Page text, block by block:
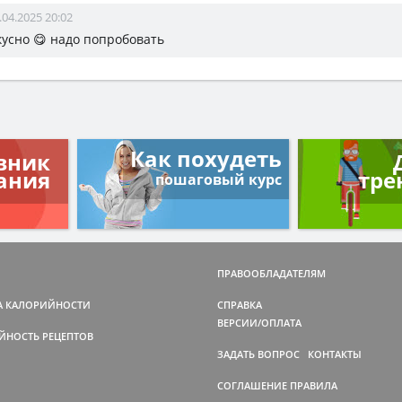
20:02
😋 надо попробовать
Как похудеть
пошаговый курс
КАЛОРИЙНОСТИ
РЕЦЕПТОВ
ПРАВООБЛАДАТЕЛЯМ
СПРАВКА
ВЕРСИИ/ОПЛАТА
ЗАДАТЬ ВОПРОС КОНТАКТЫ
СОГЛАШЕНИЕ ПРАВИЛА